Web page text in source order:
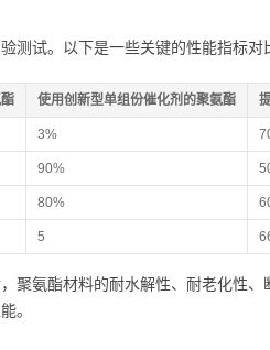
测试。以下是一些关键的性能指标对
使用创新型单组份催化剂的聚氨酯
3%
90%
80%
5
聚氨酯材料的耐水解性、耐老化性
。